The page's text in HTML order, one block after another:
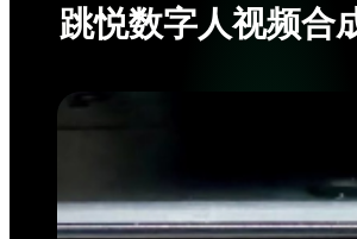
跳悦数字人视频合